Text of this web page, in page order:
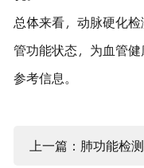
总体来看，动脉硬化
管功能状态，为血管
参考信息。